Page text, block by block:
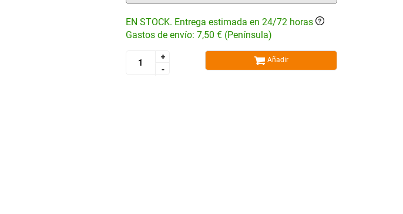
EN STOCK. Entrega estimada en 24/72 horas
Gastos de envío: 7,50 € (Península)
+
-
+
-
Añadir